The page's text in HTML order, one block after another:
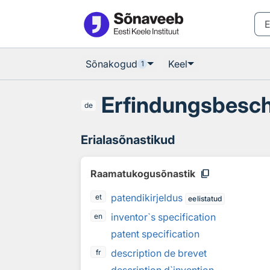
Sõnakogud 1 Keel
de
Erialasõnastikud
Raamatukogusõnastik content_copy
et patendikirjeldus
eelistatud
en
inventor`s specification
patent specification
fr
description de brevet